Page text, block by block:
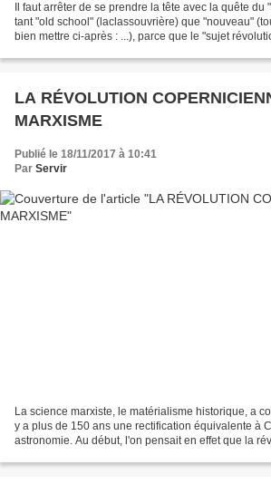
Il faut arrêter de se prendre la tête avec la quête
tant "old school" (laclassouvrière) que "nouveau"
bien mettre ci-après : ...), parce que le "sujet
LA RÉVOLUTION
MARXISME
Publié le 18/11/2017 à 10:41
Par Servir
La science marxiste, le matérialisme historique, a
y a plus de 150 ans une rectification équivalente à
astronomie. Au début, l'on pensait en effet que la